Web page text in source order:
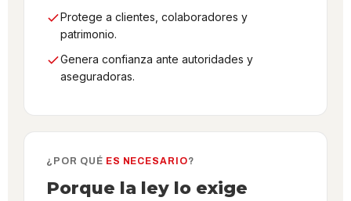
Protege a clientes, colaboradores y
patrimonio.
Genera confianza ante autoridades y
aseguradoras.
¿POR QUÉ ES NECESARIO?
Porque la ley lo exige